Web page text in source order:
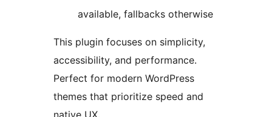
available, fallbacks otherwise
This plugin focuses on simplicity,
accessibility, and performance.
Perfect for modern WordPress
themes that prioritize speed and